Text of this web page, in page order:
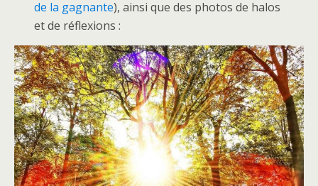
de la gagnante), ainsi que des photos de halos
et de réflexions :